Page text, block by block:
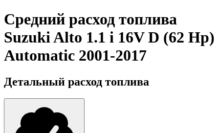
Средний расход топлива
Suzuki Alto 1.1 i 16V D (62 Hp)
Automatic 2001-2017
Детальный расход топлива